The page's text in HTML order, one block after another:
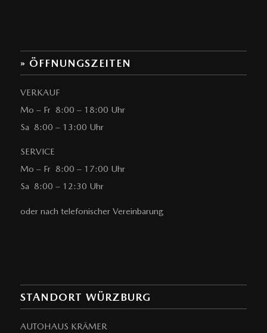
» ÖFFNUNGSZEITEN
VERKAUF
Mo – Fr 8:00 – 18:00 Uhr
Sa 8:00 – 13:00 Uhr
SERVICE
Mo – Fr 8:00 – 17:00 Uhr
Sa 8:00 – 12:30 Uhr
oder nach telefonischer Vereinbarung
STANDORT WÜRZBURG
AUTOHAUS KRÄMER